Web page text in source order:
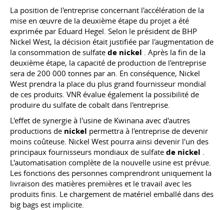
La position de l'entreprise concernant l'accélération de la
mise en œuvre de la deuxième étape du projet a été
exprimée par Eduard Hegel. Selon le président de BHP
Nickel West, la décision était justifiée par l'augmentation de
la consommation de sulfate de nickel . Après la fin de la
deuxième étape, la capacité de production de l'entreprise
sera de 200 000 tonnes par an. En conséquence, Nickel
West prendra la place du plus grand fournisseur mondial
de ces produits. VNR évalue également la possibilité de
produire du sulfate de cobalt dans l'entreprise.
L'effet de synergie à l'usine de Kwinana avec d'autres
productions de nickel permettra à l'entreprise de devenir
moins coûteuse. Nickel West pourra ainsi devenir l'un des
principaux fournisseurs mondiaux de sulfate de nickel .
L'automatisation complète de la nouvelle usine est prévue.
Les fonctions des personnes comprendront uniquement la
livraison des matières premières et le travail avec les
produits finis. Le chargement de matériel emballé dans des
big bags est implicite.